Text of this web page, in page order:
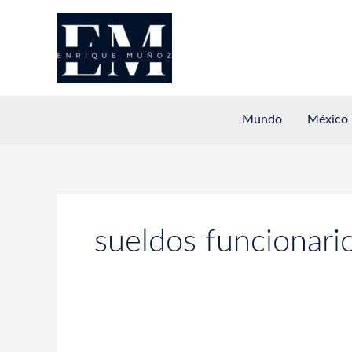
Mundo México
sueldos